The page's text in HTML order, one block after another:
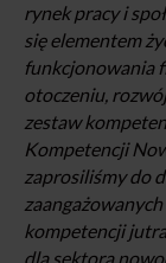
rynek pracy i
się elementem
funkcjonowania
otoczeniu,
zestaw
Kompetencji
zaprosiliśmy do
kompetencji
dla sektora